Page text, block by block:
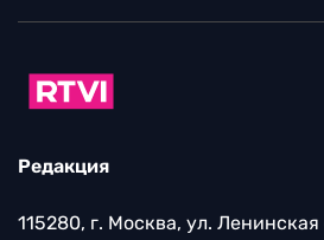
Редакция
115280, г. Москва, ул. Ленинская